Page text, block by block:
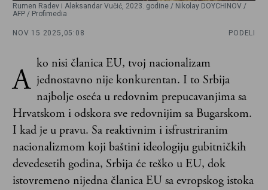
Rumen Radev i Aleksandar Vučić, 2023. godine / Nikolay DOYCHINOV /
AFP / Profimedia
NOV 15 2025, 05:08 PODELI
A ko nisi članica EU, tvoj nacionalizam
jednostavno nije konkurentan. I to Srbija
najbolje oseća u redovnim prepucavanjima sa
Hrvatskom i odskora sve redovnijim sa Bugarskom.
I kad je u pravu. Sa reaktivnim i isfrustriranim
nacionalizmom koji baštini ideologiju gubitničkih
devedesetih godina, Srbija će teško u EU, dok
istovremeno nijedna članica EU sa evropskog istoka